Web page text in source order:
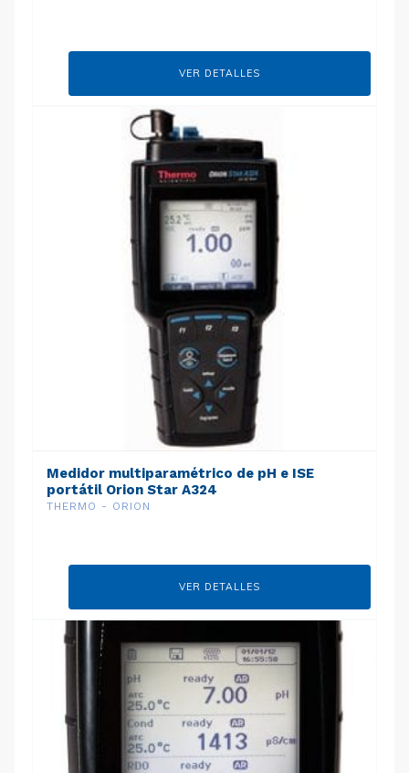
VER DETALLES
Medidor multiparamétrico de pH e ISE
portátil Orion Star A324
THERMO - ORION
VER DETALLES